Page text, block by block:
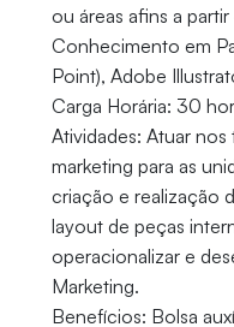
ou áreas afins a
Conhecimento em
Point), Adobe
Carga Horária: 30
Atividades: Atuar
marketing para as
criação e realização
layout de peças
operacionalizar e
Marketing.
Benefícios: Bolsa